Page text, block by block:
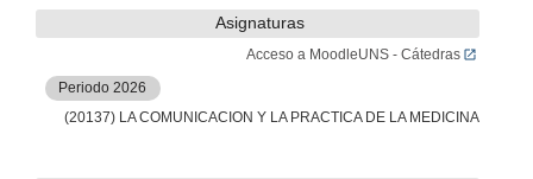
Asignaturas
Acceso a MoodleUNS - Cátedras
Periodo 2026
(20137) LA COMUNICACION Y LA PRACTICA DE LA MEDICINA